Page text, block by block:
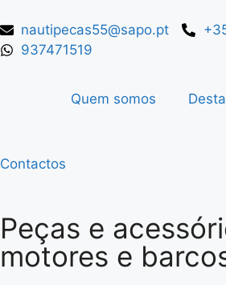
nautipecas55@sapo.pt
937471519
Quem somos
Contactos
Peças e
motores e